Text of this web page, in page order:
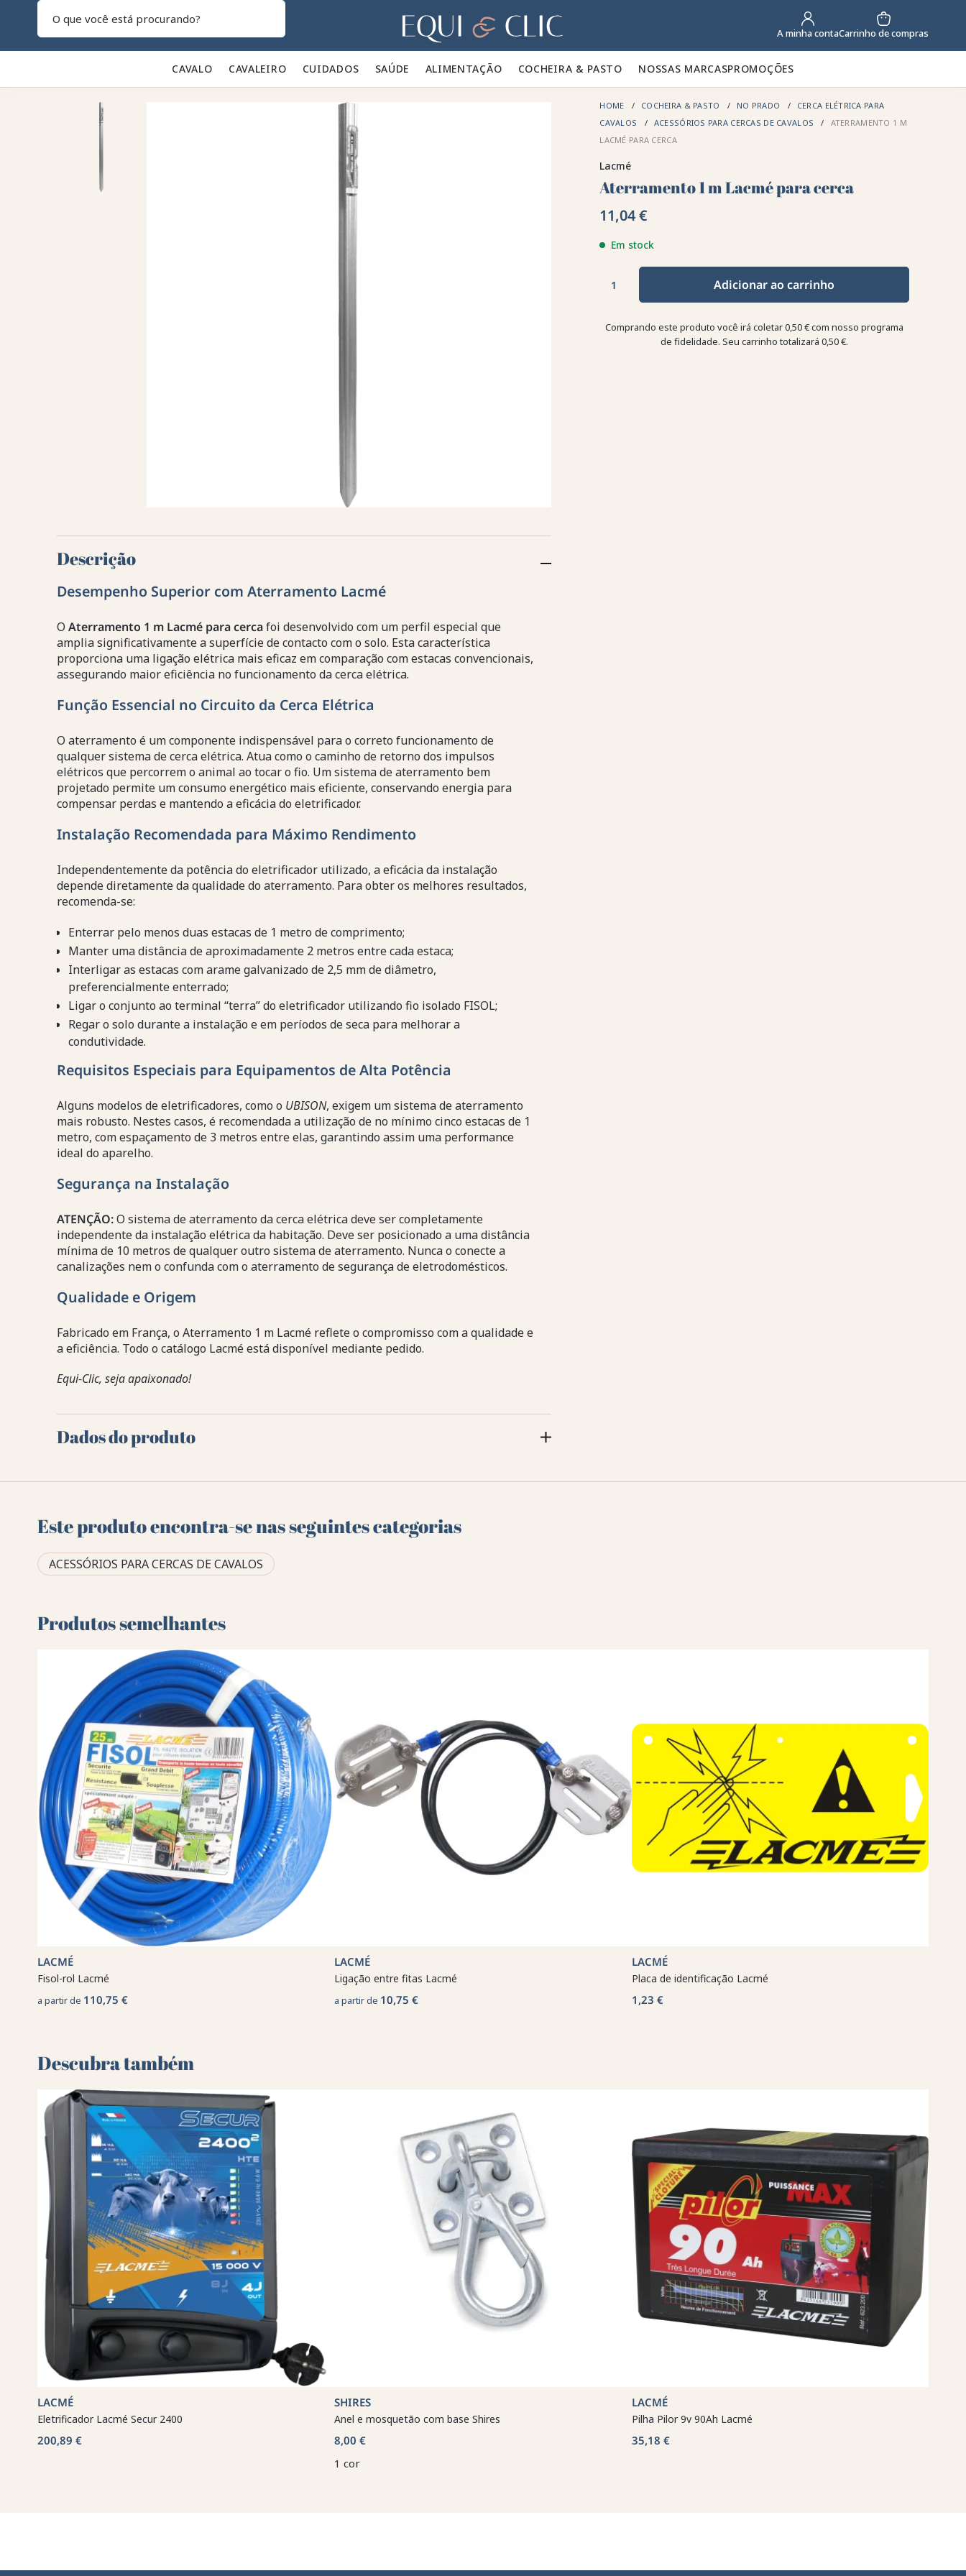
Lar A minha contaCarrinho de compras
CAVALO 🐎 CAVALEIRO 👕 CUIDADOS 🪮 SAÚDE ✨ ALIMENTAÇÃO 🥕 COCHEIRA & PASTO 🍃 NOSSAS MARCASPROMOÇÕES
HOME COCHEIRA & PASTO NO PRADO
CERCA ELÉTRICA PARA
CAVALOS
ACESSÓRIOS PARA CERCAS DE CAVALOS
ATERRAMENTO 1 M
LACMÉ PARA CERCA
Lacmé
Aterramento 1 m Lacmé para cerca
11,04 €
Em stock
Adicionar ao carrinho
Comprando este produto você irá coletar0,50 €com nosso programa
de fidelidade. Seu carrinho totalizará0,50 €.
Descrição
Desempenho Superior com Aterramento Lacmé
O Aterramento 1 m Lacmé para cercafoi desenvolvido com um perfil especial que
amplia significativamente a superfície de contacto com o solo. Esta característica
proporciona uma ligação elétrica mais eficaz em comparação com estacas convencionais,
assegurando maior eficiência no funcionamento da cerca elétrica.
Função Essencial no Circuito da Cerca Elétrica
O aterramento é um componente indispensável para o correto funcionamento de
qualquer sistema de cerca elétrica. Atua como o caminho de retorno dos impulsos
elétricos que percorrem o animal ao tocar o fio. Um sistema de aterramento bem
projetado permite um consumo energético mais eficiente, conservando energia para
compensar perdas e mantendo a eficácia do eletrificador.
Instalação Recomendada para Máximo Rendimento
Independentemente da potência do eletrificador utilizado, a eficácia da instalação
depende diretamente da qualidade do aterramento. Para obter os melhores resultados,
recomenda-se:
Enterrar pelo menos duas estacas de 1 metro de comprimento;
Manter uma distância de aproximadamente 2 metros entre cada estaca;
Interligar as estacas com arame galvanizado de 2,5 mm de diâmetro,
preferencialmente enterrado;
Ligar o conjunto ao terminal “terra” do eletrificador utilizando fio isolado FISOL;
Regar o solo durante a instalação e em períodos de seca para melhorar a
condutividade.
Requisitos Especiais para Equipamentos de Alta Potência
Alguns modelos de eletrificadores, como o UBISON, exigem um sistema de aterramento
mais robusto. Nestes casos, é recomendada a utilização de no mínimo cinco estacas de 1
metro, com espaçamento de 3 metros entre elas, garantindo assim uma performance
ideal do aparelho.
Segurança na Instalação
ATENÇÃO:O sistema de aterramento da cerca elétrica deve ser completamente
independente da instalação elétrica da habitação. Deve ser posicionado a uma distância
mínima de 10 metros de qualquer outro sistema de aterramento. Nunca o conecte a
canalizações nem o confunda com o aterramento de segurança de eletrodomésticos.
Qualidade e Origem
Fabricado em França, o Aterramento 1 m Lacmé reflete o compromisso com a qualidade e
a eficiência. Todo o catálogo Lacmé está disponível mediante pedido.
Equi-Clic, seja apaixonado!
Dados do produto
Este produto encontra-se nas seguintes categorias
ACESSÓRIOS PARA CERCAS DE CAVALOS
Produtos semelhantes
LACMÉ
Fisol-rol Lacmé
a partir de 110,75 €
LACMÉ
Ligação entre fitas Lacmé
a partir de 10,75 €
LACMÉ
Placa de identificação Lacmé
1,23 €
Descubra também 🌻
LACMÉ
Eletrificador Lacmé Secur 2400
200,89 €
SHIRES
Anel e mosquetão com base Shires
8,00 €
1 cor
LACMÉ
Pilha Pilor 9v 90Ah Lacmé
35,18 €